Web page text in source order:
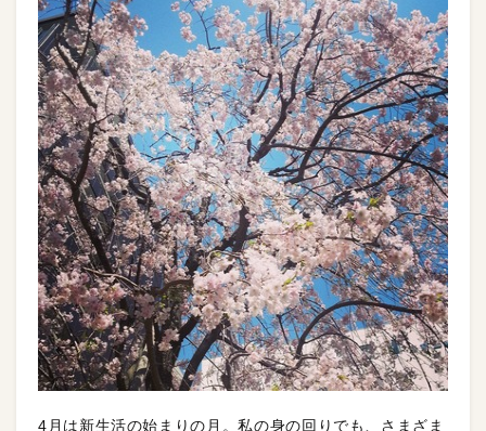
4月は新生活の始まりの月。私の身の回りでも、さまざま